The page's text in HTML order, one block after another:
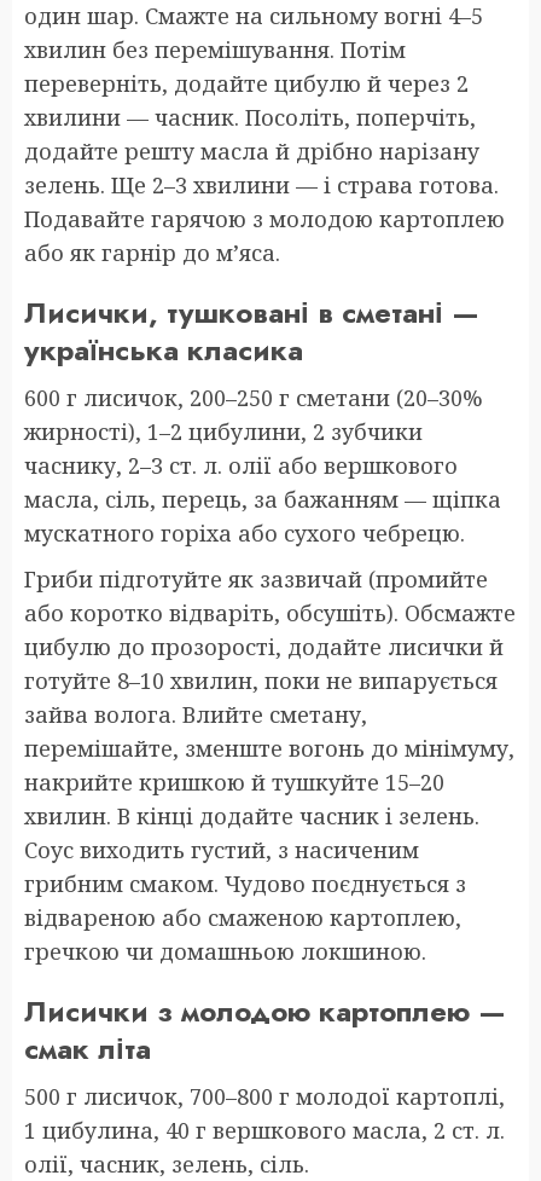
один шар. Смажте на сильному вогні 4–5
хвилин без перемішування. Потім
переверніть, додайте цибулю й через 2
хвилини — часник. Посоліть, поперчіть,
додайте решту масла й дрібно нарізану
зелень. Ще 2–3 хвилини — і страва готова.
Подавайте гарячою з молодою картоплею
або як гарнір до м’яса.
Лисички, тушковані в сметані —
українська класика
600 г лисичок, 200–250 г сметани (20–30%
жирності), 1–2 цибулини, 2 зубчики
часнику, 2–3 ст. л. олії або вершкового
масла, сіль, перець, за бажанням — щіпка
мускатного горіха або сухого чебрецю.
Гриби підготуйте як зазвичай (промийте
або коротко відваріть, обсушіть). Обсмажте
цибулю до прозорості, додайте лисички й
готуйте 8–10 хвилин, поки не випарується
зайва волога. Влийте сметану,
перемішайте, зменште вогонь до мінімуму,
накрийте кришкою й тушкуйте 15–20
хвилин. В кінці додайте часник і зелень.
Соус виходить густий, з насиченим
грибним смаком. Чудово поєднується з
відвареною або смаженою картоплею,
гречкою чи домашньою локшиною.
Лисички з молодою картоплею —
смак літа
500 г лисичок, 700–800 г молодої картоплі,
1 цибулина, 40 г вершкового масла, 2 ст. л.
олії, часник, зелень, сіль.